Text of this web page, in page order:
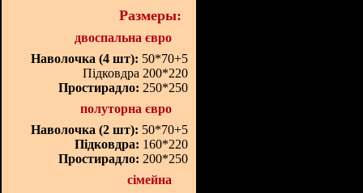
Размеры:
двоспальна євро
Наволочка (4 шт): 50*70+5
Підковдра 200*220
Простирадло: 250*250
полуторна євро
Наволочка (2 шт): 50*70+5
Підковдра: 160*220
Простирадло: 200*250
сімейна